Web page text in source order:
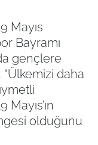
Mayıs
Bayramı
gençlere
daha
olduğunu